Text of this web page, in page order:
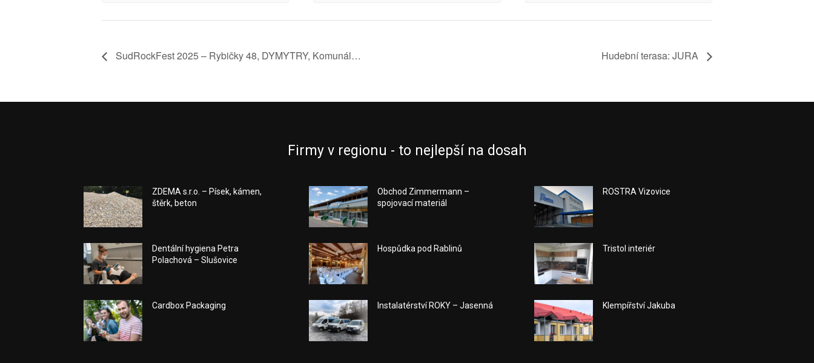
SudRockFest 2025 – Rybičky 48, DYMYTRY, Komunál… Hudební terasa: JURA
Firmy v regionu - to nejlepší na dosah
ZDEMA s.r.o. – Písek, kámen,
štěrk, beton
Dentální hygiena Petra
Polachová – Slušovice
Cardbox Packaging
Obchod Zimmermann –
spojovací materiál
Hospůdka pod Rablinů
Instalatérství ROKY – Jasenná
ROSTRA Vizovice
Tristol interiér
Klempířství Jakuba